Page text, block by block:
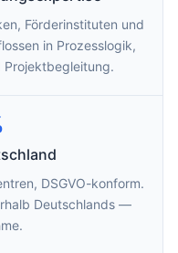
Förderinstituten und
in Prozesslogik,
Projektbegleitung.
DSGVO-konform.
Deutschlands —